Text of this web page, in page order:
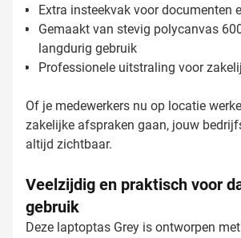
Extra insteekvak voor documenten
Gemaakt van stevig polycanvas
langdurig gebruik
Professionele uitstraling voor
Of je medewerkers nu op locatie
zakelijke afspraken gaan, jouw
altijd zichtbaar.
Veelzijdig en praktisch voor
gebruik
Deze laptoptas Grey is ontworpen